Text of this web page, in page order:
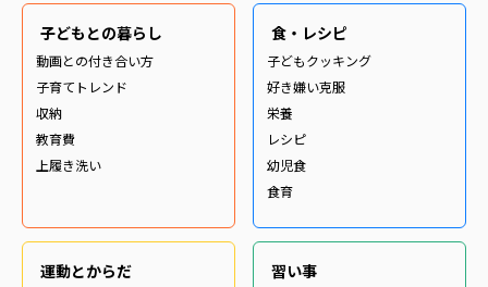
子どもとの暮らし
動画との付き合い方
子育てトレンド
収納
教育費
上履き洗い
食・レシピ
子どもクッキング
好き嫌い克服
栄養
レシピ
幼児食
食育
運動とからだ 習い事